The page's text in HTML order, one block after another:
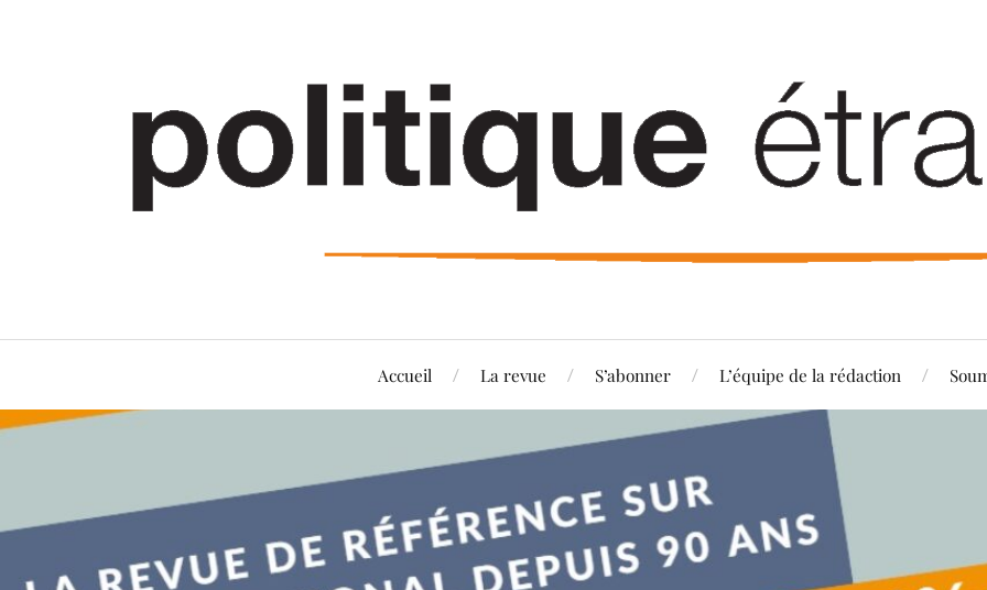
Accueil La revue S’abonner L’équipe de la rédaction